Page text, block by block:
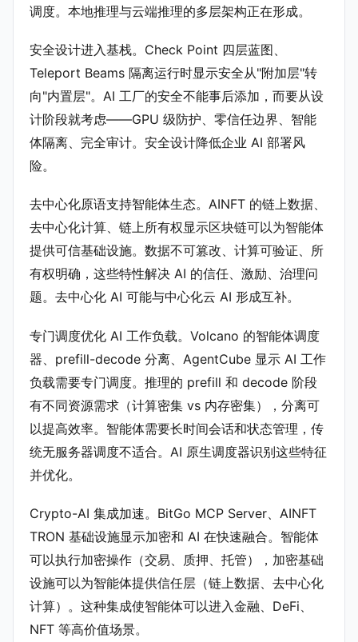
调度。本地推理与云端推理的多层架构正在形成。
安全设计进入基栈。Check Point 四层蓝图、
Teleport Beams 隔离运行时显示安全从"附加层"转
向"内置层"。AI 工厂的安全不能事后添加，而要从设
计阶段就考虑——GPU 级防护、零信任边界、智能
体隔离、完全审计。安全设计降低企业 AI 部署风
险。
去中心化原语支持智能体生态。AINFT 的链上数据、
去中心化计算、链上所有权显示区块链可以为智能体
提供可信基础设施。数据不可篡改、计算可验证、所
有权明确，这些特性解决 AI 的信任、激励、治理问
题。去中心化 AI 可能与中心化云 AI 形成互补。
专门调度优化 AI 工作负载。Volcano 的智能体调度
器、prefill-decode 分离、AgentCube 显示 AI 工作
负载需要专门调度。推理的 prefill 和 decode 阶段
有不同资源需求（计算密集 vs 内存密集），分离可
以提高效率。智能体需要长时间会话和状态管理，传
统无服务器调度不适合。AI 原生调度器识别这些特征
并优化。
Crypto-AI 集成加速。BitGo MCP Server、AINFT
TRON 基础设施显示加密和 AI 在快速融合。智能体
可以执行加密操作（交易、质押、托管），加密基础
设施可以为智能体提供信任层（链上数据、去中心化
计算）。这种集成使智能体可以进入金融、DeFi、
NFT 等高价值场景。